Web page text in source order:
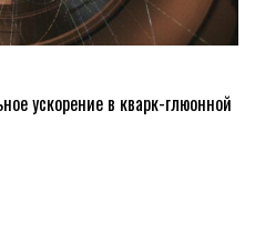
ускорение в кварк-глюонной